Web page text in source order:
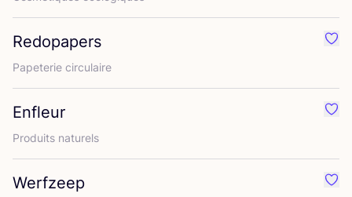
Redopapers
Pape­te­rie circulaire
Enfleur
Pro­duits naturels
Werfzeep